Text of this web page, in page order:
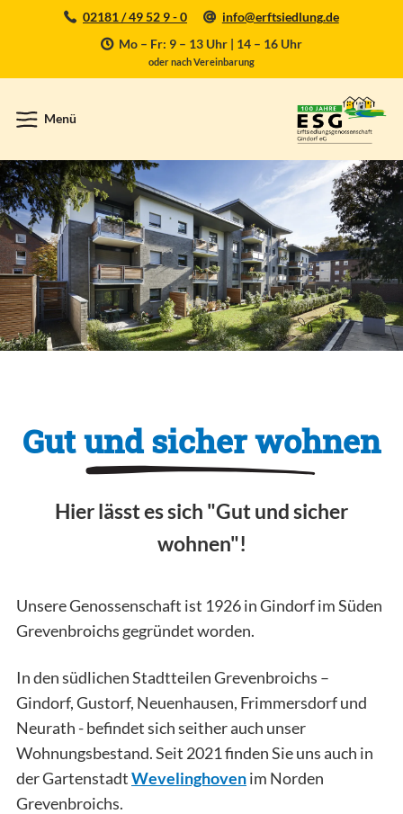
02181 / 49 52 9 - 0
Mo – Fr: 9 – 13 Uhr | 14 – 16 Uhr
oder nach Vereinbarung
info@erftsiedlung.de
Menü
Gut und sicher wohnen
Hier lässt es sich "Gut und sicher
wohnen"!
Unsere Genossenschaft ist 1926 in Gindorf im Süden
Grevenbroichs gegründet worden.
In den südlichen Stadtteilen Grevenbroichs –
Gindorf, Gustorf, Neuenhausen, Frimmersdorf und
Neurath - befindet sich seither auch unser
Wohnungsbestand. Seit 2021 finden Sie uns auch in
der GartenstadtWevelinghovenim Norden
Grevenbroichs.